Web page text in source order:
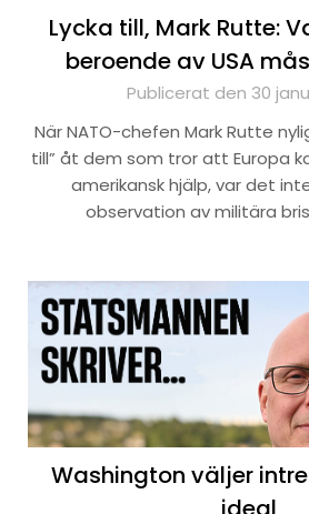
Lycka till, Mark Rutte:
beroende av USA
Publicerat den 30
När NATO-chefen Mark Rutte
till” åt dem som tror att Europa
amerikansk hjälp, var det
observation av militära
Washington väljer